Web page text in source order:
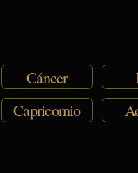
Cáncer
Capricornio